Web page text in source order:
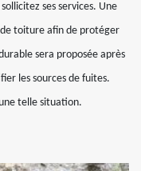
ses services. Une
toiture afin de protéger
sera proposée après
les sources de fuites.
telle situation.